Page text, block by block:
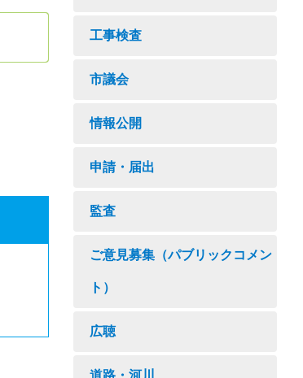
工事検査
市議会
情報公開
申請・届出
監査
ご意見募集（パブリックコメン
ト）
広聴